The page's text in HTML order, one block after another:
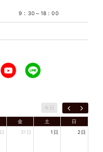
9：30～18：00
今日
金 土
日
31日 1日 2日